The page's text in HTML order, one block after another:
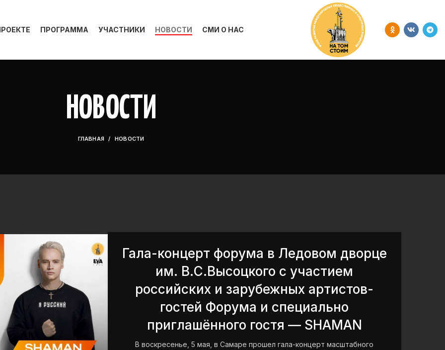
ПРОГРАММА УЧАСТНИКИ НОВОСТИ СМИ О НАС
НОВОСТИ
ГЛАВНАЯ НОВОСТИ
Гала-концерт форума в Ледовом дворце
им. В.С.Высоцкого с участием
российских и зарубежных артистов-
гостей Форума и специально
приглашённого гостя — SHAMAN
В воскресенье, 5 мая, в Самаре прошел гала-концерт масштабного